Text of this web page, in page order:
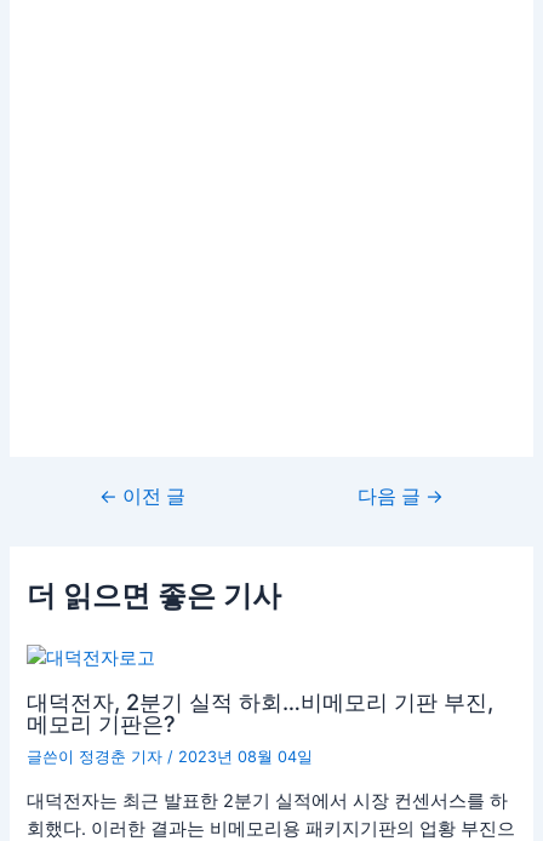
← 이전 글 다음 글 →
더 읽으면 좋은 기사
대덕전자, 2분기 실적 하회…비메모리 기판 부진,
메모리 기판은?
글쓴이 정경춘 기자 / 2023년 08월 04일
대덕전자는 최근 발표한 2분기 실적에서 시장 컨센서스를 하
회했다. 이러한 결과는 비메모리용 패키지기판의 업황 부진으